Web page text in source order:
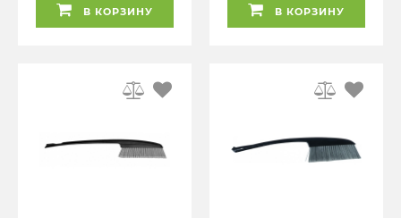
В КОРЗИНУ
VERSACOВ КОРЗИНУ